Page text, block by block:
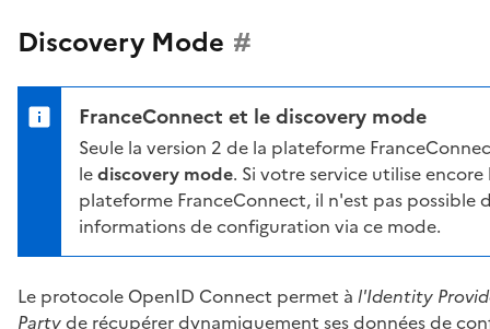
Discovery Mode #
FranceConnect et le discovery mode
Seule la version 2 de la plateforme
lediscovery mode. Si votre service utilise
plateforme FranceConnect, il n'est pas possible
informations de configuration via ce mode.
Le protocole OpenID Connect permet à l'Identity
Partyde récupérer dynamiquement ses données de